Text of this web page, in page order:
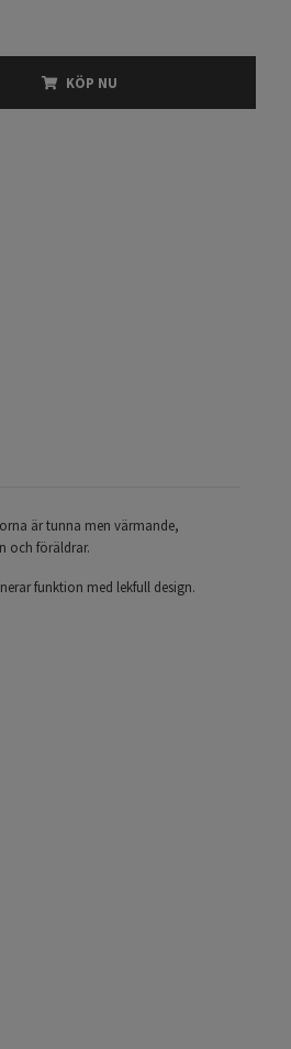
KÖP NU
är tunna men värmande,
och föräldrar.
funktion med lekfull design.